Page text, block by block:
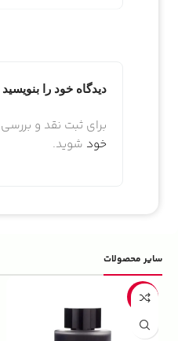
دیدگاه خود را بنویسید
برای ثبت نقد و بررسی
خود شوید.
سایر محصولات
-13%